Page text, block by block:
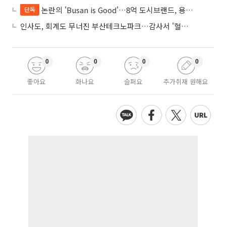
단독
논란의 'Busan is Good'…8억 도시브랜드, 용산 대통령실 CI 업체가 수행
인사도, 회계도 무너진 부산테크노파크…감사서 '혈세 유용·인사 뒤집기' 적발
좋아요
0
화나요
0
슬퍼요
0
추가취재 원해요
0